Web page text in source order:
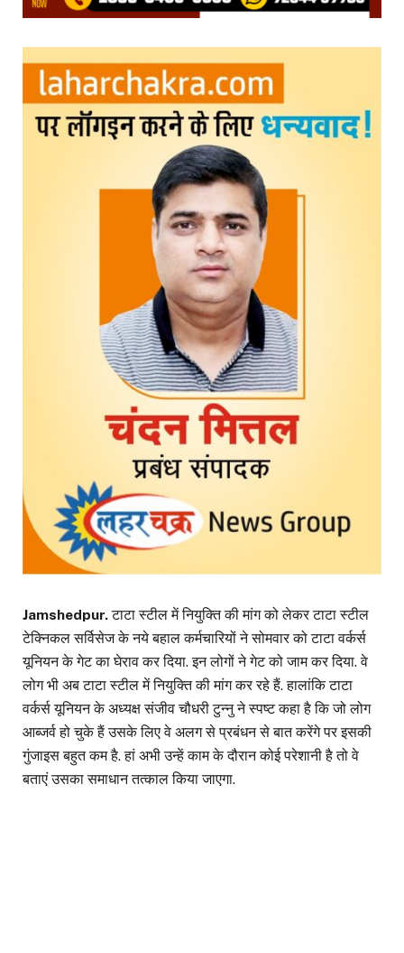
Jamshedpur.टाटा स्टील में नियुक्ति की मांग को लेकर टाटा स्टील
टेक्निकल सर्विसेज के नये बहाल कर्मचारियों ने सोमवार को टाटा वर्कर्स
यूनियन के गेट का घेराव कर दिया. इन लोगों ने गेट को जाम कर दिया. वे
लोग भी अब टाटा स्टील में नियुक्ति की मांग कर रहे हैं. हालांकि टाटा
वर्कर्स यूनियन के अध्यक्ष संजीव चौधरी टुन्नु ने स्पष्ट कहा है कि जो लोग
आब्जर्व हो चुके हैं उसके लिए वे अलग से प्रबंधन से बात करेंगे पर इसकी
गुंजाइस बहुत कम है. हां अभी उन्हें काम के दौरान कोई परेशानी है तो वे
बताएं उसका समाधान तत्काल किया जाएगा.